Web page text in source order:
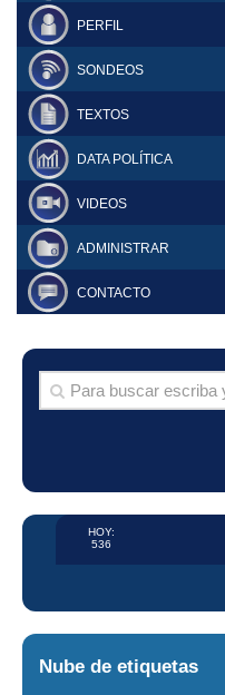
PERFIL
SONDEOS
TEXTOS
DATA POLÍTICA
VIDEOS
ADMINISTRAR
CONTACTO
HOY:
536
Nube de etiquetas